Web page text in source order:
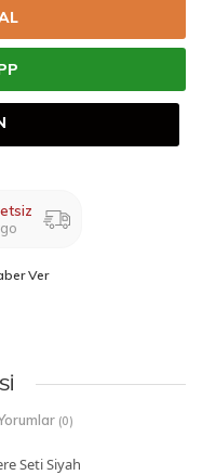
Ver
(0)
Seti Siyah